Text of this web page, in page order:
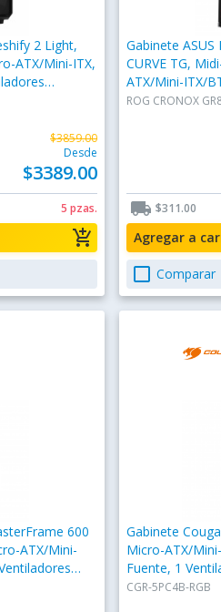
2 Light,
ATX/Mini-ITX,
$3859.00
Desde
$3389.00
5 pzas.
add_shopping_cart
Gabinete ASUS
CURVE TG,
ATX/Mini-ITX/
Ventiladores
ROG CRONOX
local_shipping $311.00
Agregar a
check_box_outline_blank Comparar
600
ATX/Mini-
Gabinete
Micro-ATX/
Fuente, 1
CGR-5PC4B-RGB